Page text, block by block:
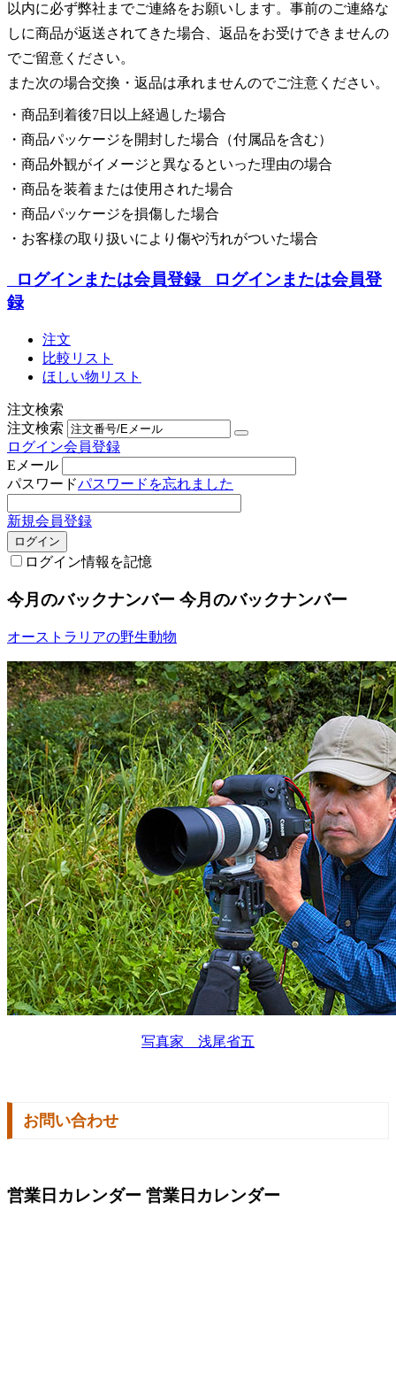
以内に必ず弊社までご連絡をお願いします。事前のご連絡な
しに商品が返送されてきた場合、返品をお受けできませんの
でご留意ください。
また次の場合交換・返品は承れませんのでご注意ください。
・商品到着後7日以上経過した場合
・商品パッケージを開封した場合（付属品を含む）
・商品外観がイメージと異なるといった理由の場合
・商品を装着または使用された場合
・商品パッケージを損傷した場合
・お客様の取り扱いにより傷や汚れがついた場合
ログインまたは会員登録
ログインまたは会員登
録
注文
比較リスト
ほしい物リスト
注文検索
注文検索
ログイン会員登録
Eメール
パスワードパスワードを忘れました
新規会員登録
ログイン
ログイン情報を記憶
今月のバックナンバー 今月のバックナンバー
オーストラリアの野生動物
写真家 浅尾省五
お問い合わせ
営業日カレンダー 営業日カレンダー